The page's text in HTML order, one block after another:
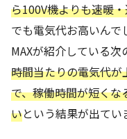
ら100V機よりも速暖
でも電気代お高いんで
MAXが紹介している次
時間当たりの電気代
で、稼働時間が短く
いという結果が出てい